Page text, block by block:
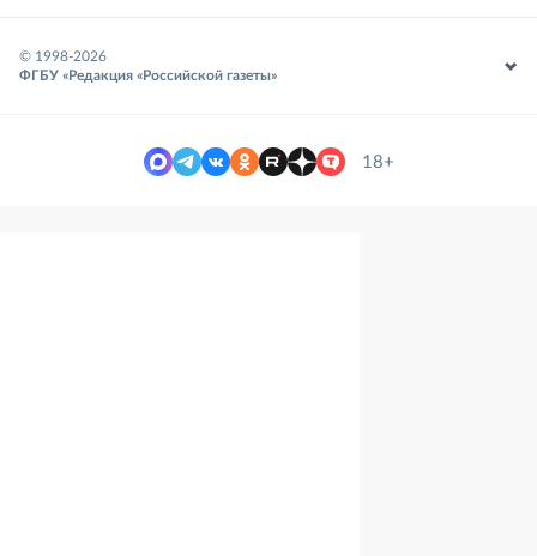
© 1998-2026
ФГБУ «Редакция «Российской газеты»
18+